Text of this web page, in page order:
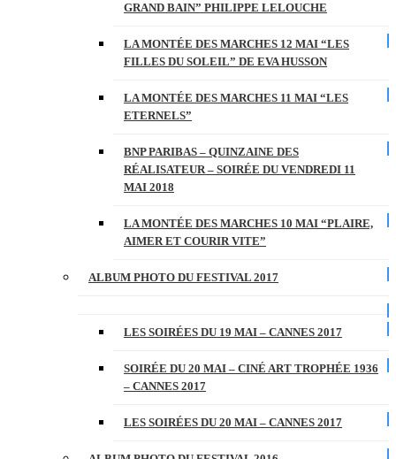
GRAND BAIN” PHILIPPE LELOUCHE
LA MONTÉE DES MARCHES 12 MAI “LES
FILLES DU SOLEIL” DE EVA HUSSON
LA MONTÉE DES MARCHES 11 MAI “LES
ETERNELS”
BNP PARIBAS – QUINZAINE DES
RÉALISATEUR – SOIRÉE DU VENDREDI 11
MAI 2018
LA MONTÉE DES MARCHES 10 MAI “PLAIRE,
AIMER ET COURIR VITE”
ALBUM PHOTO DU FESTIVAL 2017
LES SOIRÉES DU 19 MAI – CANNES 2017
SOIRÉE DU 20 MAI – CINÉ ART TROPHÉE 1936
– CANNES 2017
LES SOIRÉES DU 20 MAI – CANNES 2017